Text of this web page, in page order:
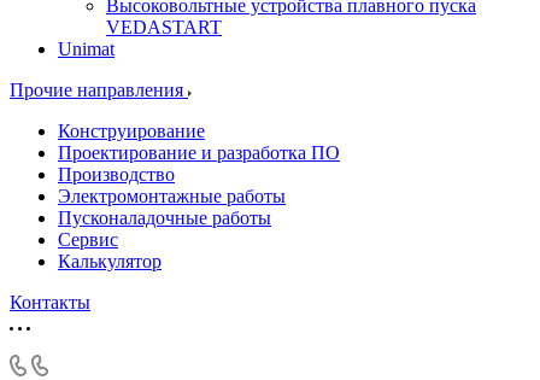
Высоковольтные устройства плавного пуска
VEDASTART
Unimat
Прочие направления
Конструирование
Проектирование и разработка ПО
Производство
Электромонтажные работы
Пусконаладочные работы
Сервис
Калькулятор
Контакты